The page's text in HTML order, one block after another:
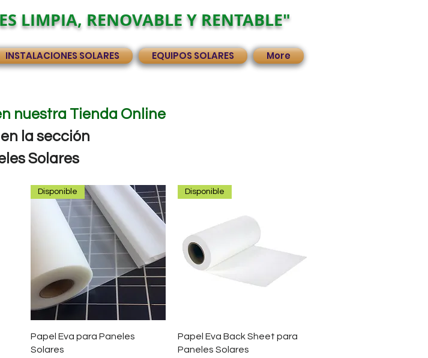
LIMPIA, RENOVABLE Y RENTABLE"
INSTALACIONES SOLARES EQUIPOS SOLARES More
nuestra Tienda Online
en la sección
Solares
Vista rápida
Disponible
Papel Eva para Paneles
Solares
Vista rápida
Disponible
Papel Eva Back Sheet para
Paneles Solares